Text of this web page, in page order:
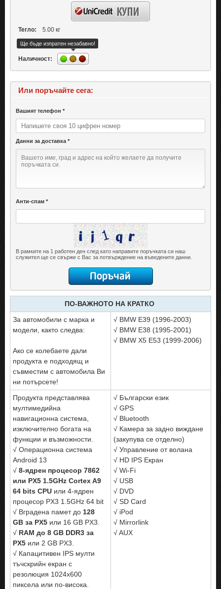
Тегло: 5.00 кг
Наличност:
Ще бъде изпратен незабавно!
Или поръчайте сега:
Вашият телефон *
Данни за доставка *
Анти-спам *
В рамките на 1 работен ден след като направите поръчката си наш
служител ще се свърже с Вас за потвърждение на въведените данни.
ПО-ВАЖНОТО НА КРАТКО
За автомобили с марка и
модели, както следва:
Ако се колебаете дали
продукта е подходящ и
съвместим с автомобила Ви
ни потърсете!
√ BMW E39 (1996-2003)
√ BMW E38 (1995-2001)
√ BMW X5 E53 (1999-2006)
Продукта представлява
мултимедийна
навигационна система,
изключително богата на
функции и възможности.
√ Операционна система
Android 13
√ 8-ядрен процесор 7862
или PX5 1.5GHz Cortex A9
64 bits CPU или 4-ядрен
процесор PX3 1.5GHz 64 bit
√ Вградена памет до 128
GB за PX5 или 16 GB PX3.
√ RAM до 8 GB DDR3 за
PX5 или 2 GB PX3.
√ Капацитивен IPS мулти
тъчскрийн екран с
резолюция 1024x600
пиксела или по-висока.
√ Български език
√ GPS
√ Bluetooth
√ Камера за задно виждане
(закупува се отделно)
√ Управление от волана
√ HD IPS Екран
√ Wi-Fi
√ USB
√ DVD
√ SD Card
√ iPod
√ Mirrorlink
√ AUX